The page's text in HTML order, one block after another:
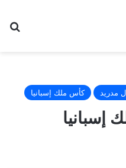
مدريد كأس ملك إسبانيا
إسبانيا